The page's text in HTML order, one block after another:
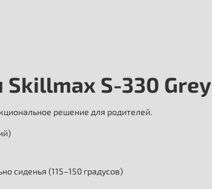
S-330 Grey
решение для родителей.
сиденья (115–150 градусов)